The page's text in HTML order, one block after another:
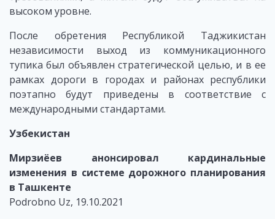
высоком уровне.
После обретения Республикой Таджикистан
независимости выход из коммуникационного
тупика был объявлен стратегической целью, и в ее
рамках дороги в городах и районах республики
поэтапно будут приведены в соответствие с
международными стандартами.
Узбекистан
Мирзиёев анонсировал кардинальные
изменения в системе дорожного планирования
в Ташкенте
Podrobno Uz, 19.10.2021